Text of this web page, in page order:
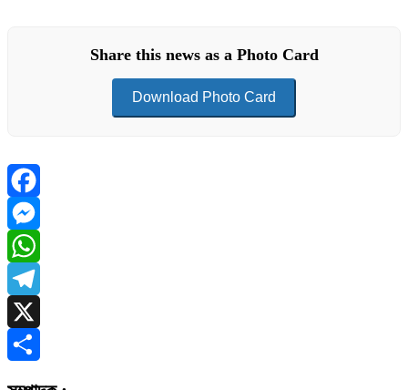
Share this news as a Photo Card
Download Photo Card
Facebook
Messenger
WhatsApp
Telegram
X